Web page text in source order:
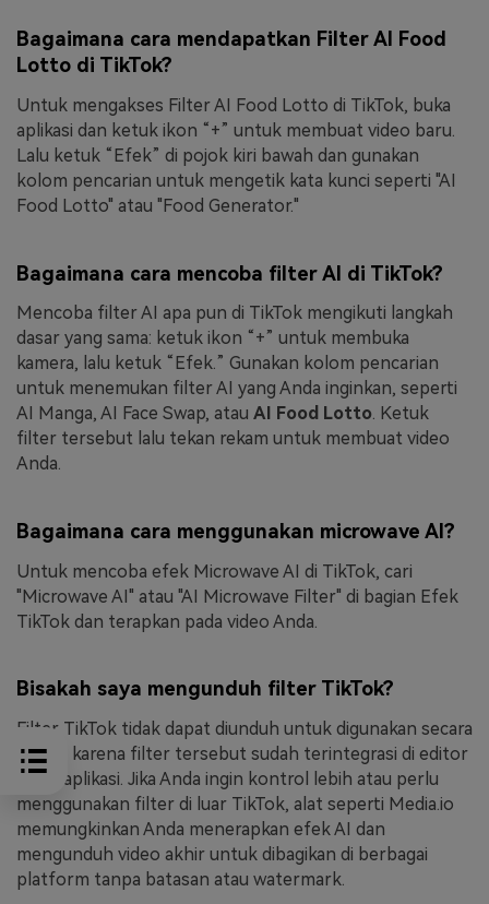
Bagaimana cara mendapatkan Filter AI Food
Lotto di TikTok?
Untuk mengakses Filter AI Food Lotto di TikTok, buka
aplikasi dan ketuk ikon “+” untuk membuat video baru.
Lalu ketuk “Efek” di pojok kiri bawah dan gunakan
kolom pencarian untuk mengetik kata kunci seperti "AI
Food Lotto" atau "Food Generator."
Bagaimana cara mencoba filter AI di TikTok?
Mencoba filter AI apa pun di TikTok mengikuti langkah
dasar yang sama: ketuk ikon “+” untuk membuka
kamera, lalu ketuk “Efek.” Gunakan kolom pencarian
untuk menemukan filter AI yang Anda inginkan, seperti
AI Manga, AI Face Swap, atau AI Food Lotto. Ketuk
filter tersebut lalu tekan rekam untuk membuat video
Anda.
Bagaimana cara menggunakan microwave AI?
Untuk mencoba efek Microwave AI di TikTok, cari
"Microwave AI" atau "AI Microwave Filter" di bagian Efek
TikTok dan terapkan pada video Anda.
Bisakah saya mengunduh filter TikTok?
Filter TikTok tidak dapat diunduh untuk digunakan secara
offline karena filter tersebut sudah terintegrasi di editor
video aplikasi. Jika Anda ingin kontrol lebih atau perlu
menggunakan filter di luar TikTok, alat seperti Media.io
memungkinkan Anda menerapkan efek AI dan
mengunduh video akhir untuk dibagikan di berbagai
platform tanpa batasan atau watermark.